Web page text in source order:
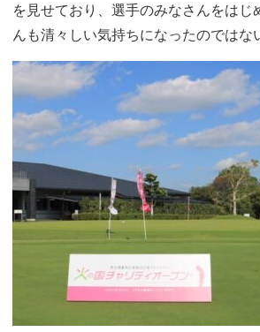
を見せており、選手のみなさんをはじ
んも清々しい気持ちになったのではな